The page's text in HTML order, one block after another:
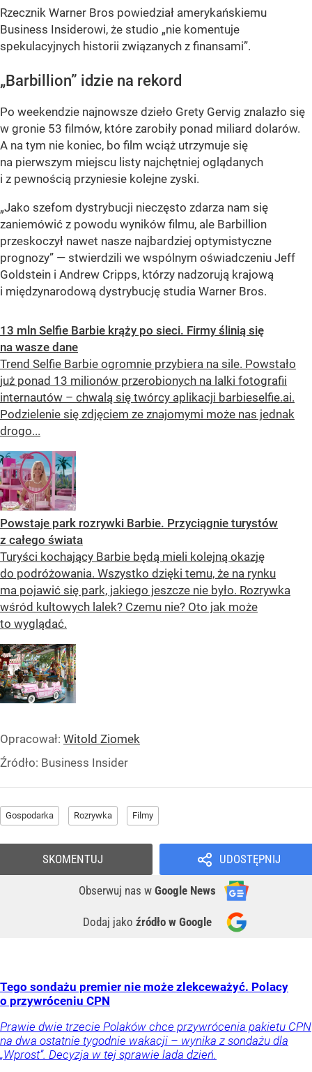
Rzecznik Warner Bros powiedział amerykańskiemu
Business Insiderowi, że studio „nie komentuje
spekulacyjnych historii związanych z finansami”.
„Barbillion” idzie na rekord
Po weekendzie najnowsze dzieło Grety Gervig znalazło się
w gronie 53 filmów, które zarobiły ponad miliard dolarów.
A na tym nie koniec, bo film wciąż utrzymuje się
na pierwszym miejscu listy najchętniej oglądanych
i z pewnością przyniesie kolejne zyski.
„Jako szefom dystrybucji nieczęsto zdarza nam się
zaniemówić z powodu wyników filmu, ale Barbillion
przeskoczył nawet nasze najbardziej optymistyczne
prognozy” — stwierdzili we wspólnym oświadczeniu Jeff
Goldstein i Andrew Cripps, którzy nadzorują krajową
i międzynarodową dystrybucję studia Warner Bros.
13 mln Selfie Barbie krąży po sieci. Firmy ślinią się
na wasze dane
Trend Selfie Barbie ogromnie przybiera na sile. Powstało
już ponad 13 milionów przerobionych na lalki fotografii
internautów – chwalą się twórcy aplikacji barbieselfie.ai.
Podzielenie się zdjęciem ze znajomymi może nas jednak
drogo...
Powstaje park rozrywki Barbie. Przyciągnie turystów
z całego świata
Turyści kochający Barbie będą mieli kolejną okazję
do podróżowania. Wszystko dzięki temu, że na rynku
ma pojawić się park, jakiego jeszcze nie było. Rozrywka
wśród kultowych lalek? Czemu nie? Oto jak może
to wyglądać.
Opracował: Witold Ziomek
Źródło: Business Insider
Gospodarka Rozrywka Filmy
UDOSTĘPNIJ
Obserwuj nas w Google News
Dodaj jako źródło w Google
SKOMENTUJ
Tego sondażu premier nie może zlekceważyć. Polacy
o przywróceniu CPN
Prawie dwie trzecie Polaków chce przywrócenia pakietu CPN
na dwa ostatnie tygodnie wakacji – wynika z sondażu dla
„Wprost”. Decyzja w tej sprawie lada dzień.